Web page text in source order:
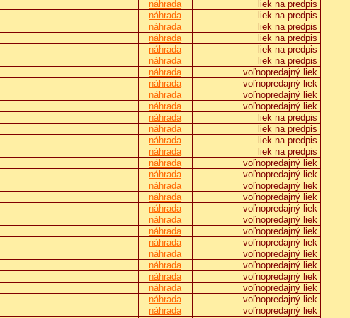
náhrada
liek na predpis
náhrada
liek na predpis
náhrada
liek na predpis
náhrada
liek na predpis
náhrada
liek na predpis
náhrada
liek na predpis
náhrada
voľnopredajný liek
náhrada
voľnopredajný liek
náhrada
voľnopredajný liek
náhrada
voľnopredajný liek
náhrada
liek na predpis
náhrada
liek na predpis
náhrada
liek na predpis
náhrada
liek na predpis
náhrada
voľnopredajný liek
náhrada
voľnopredajný liek
náhrada
voľnopredajný liek
náhrada
voľnopredajný liek
náhrada
voľnopredajný liek
náhrada
voľnopredajný liek
náhrada
voľnopredajný liek
náhrada
voľnopredajný liek
náhrada
voľnopredajný liek
náhrada
voľnopredajný liek
náhrada
voľnopredajný liek
náhrada
voľnopredajný liek
náhrada
voľnopredajný liek
náhrada
voľnopredajný liek